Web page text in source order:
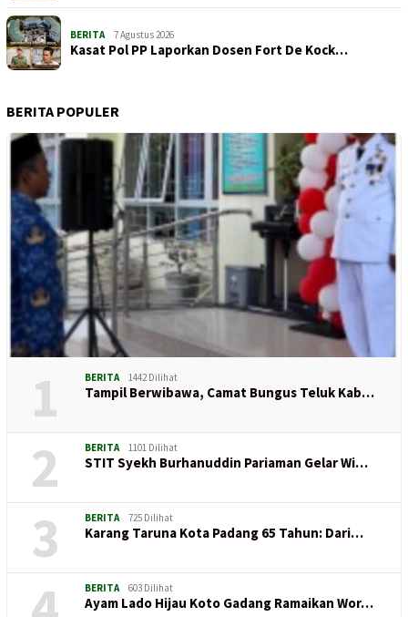
BERITA 7 Agustus 2026
Kasat Pol PP Laporkan Dosen Fort De Kock…
BERITA POPULER
1 BERITA 1442 Dilihat
Tampil Berwibawa, Camat Bungus Teluk Kab…
2 BERITA 1101 Dilihat
STIT Syekh Burhanuddin Pariaman Gelar Wi…
3 BERITA 725 Dilihat
Karang Taruna Kota Padang 65 Tahun: Dari…
BERITA 603 Dilihat
Ayam Lado Hijau Koto Gadang Ramaikan Wor…